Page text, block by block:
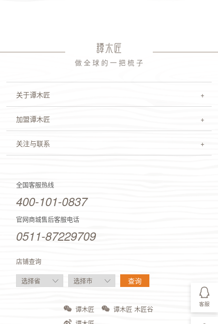
客服
做 全 球 的 一 把 梳 子
关于谭木匠
加盟谭木匠
关注与联系
全国客服热线
400-101-0837
官网商城售后客服电话
0511-87229709
店铺查询
谭木匠
谭木匠 木匠谷